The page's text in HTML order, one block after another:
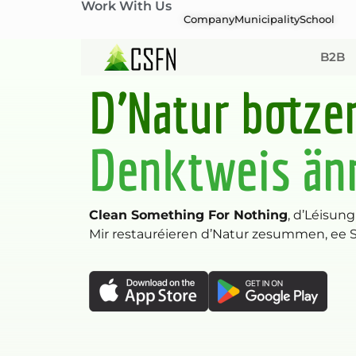
Work With Us
CompanyMunicipalitySchool
B2B
D’Natur
Denktweis
Clean Something For Nothing,
Mir restauréieren d’Natur zesummen, ee